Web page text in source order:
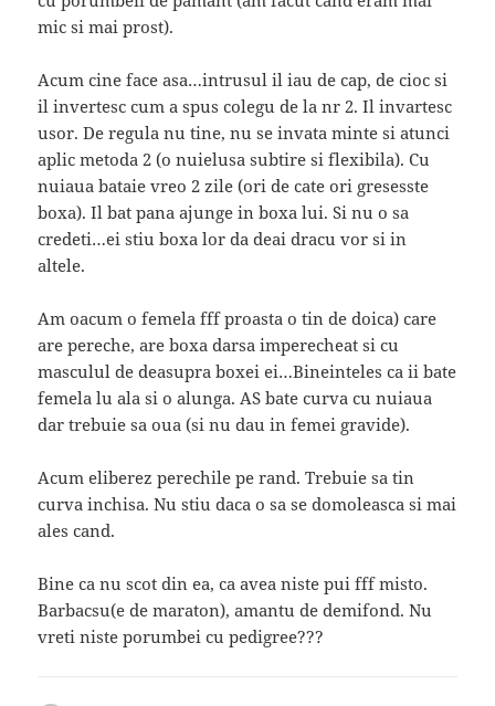
mic si mai prost).
Acum cine face asa…intrusul il iau de cap, de cioc si
il invertesc cum a spus colegu de la nr 2. Il invartesc
usor. De regula nu tine, nu se invata minte si atunci
aplic metoda 2 (o nuielusa subtire si flexibila). Cu
nuiaua bataie vreo 2 zile (ori de cate ori gresesste
boxa). Il bat pana ajunge in boxa lui. Si nu o sa
credeti…ei stiu boxa lor da deai dracu vor si in
altele.
Am oacum o femela fff proasta o tin de doica) care
are pereche, are boxa darsa imperecheat si cu
masculul de deasupra boxei ei…Bineinteles ca ii bate
femela lu ala si o alunga. AS bate curva cu nuiaua
dar trebuie sa oua (si nu dau in femei gravide).
Acum eliberez perechile pe rand. Trebuie sa tin
curva inchisa. Nu stiu daca o sa se domoleasca si mai
ales cand.
Bine ca nu scot din ea, ca avea niste pui fff misto.
Barbacsu(e de maraton), amantu de demifond. Nu
vreti niste porumbei cu pedigree???